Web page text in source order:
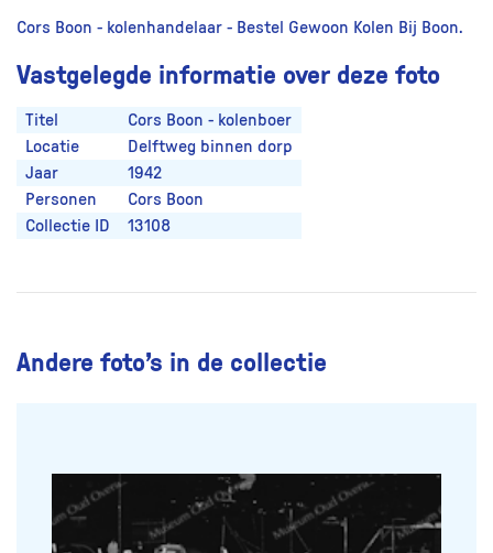
Cors Boon - kolenhandelaar - Bestel Gewoon Kolen Bij Boon.
Vastgelegde informatie over deze foto
Titel
Cors Boon - kolenboer
Locatie
Delftweg binnen dorp
Jaar
1942
Personen
Cors Boon
Collectie ID
13108
Andere foto’s in de collectie